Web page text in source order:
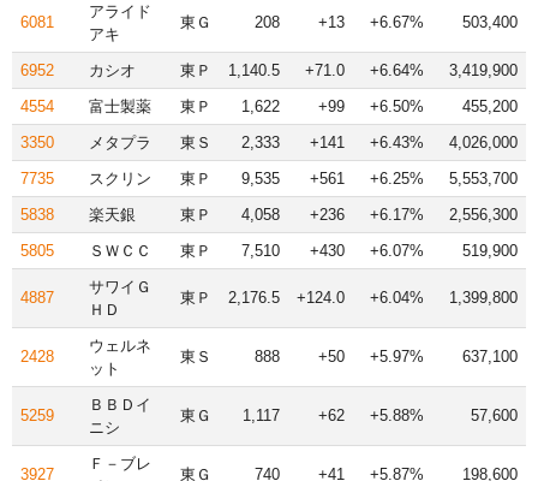
6081
アライド
アキ
東Ｇ 208 +13 +6.67% 503,400
6952 カシオ 東Ｐ 1,140.5 +71.0 +6.64%
3,419,900
4554
富士製薬 東Ｐ 1,622 +99 +6.50%
455,200
3350
メタプラ 東Ｓ 2,333 +141 +6.43%
4,026,000
7735
スクリン 東Ｐ 9,535 +561 +6.25%
5,553,700
5838
楽天銀 東Ｐ 4,058 +236 +6.17%
2,556,300
5805
ＳＷＣＣ 東Ｐ 7,510 +430 +6.07% 519,900
4887
サワイＧ
ＨＤ
東Ｐ 2,176.5 +124.0 +6.04% 1,399,800
2428
ウェルネ
ット
東Ｓ 888 +50 +5.97% 637,100
5259
ＢＢＤイ
ニシ
東Ｇ 1,117 +62 +5.88% 57,600
3927
Ｆ－ブレ
東Ｇ 740 +41 +5.87% 198,600